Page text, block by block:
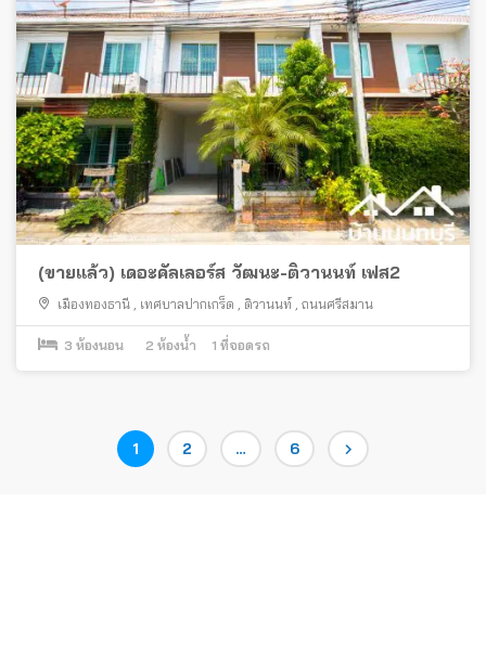
(ขายแล้ว) เดอะคัลเลอร์ส วัฒนะ-ติวานนท์ เฟส2
เมืองทองธานี เทศบาลปากเกร็ด ติวานนท์ ถนนศรีสมาน
3 ห้องนอน 2 ห้องน้ำ 1 ที่จอดรถ
Page
1 Page
2 … Page
6